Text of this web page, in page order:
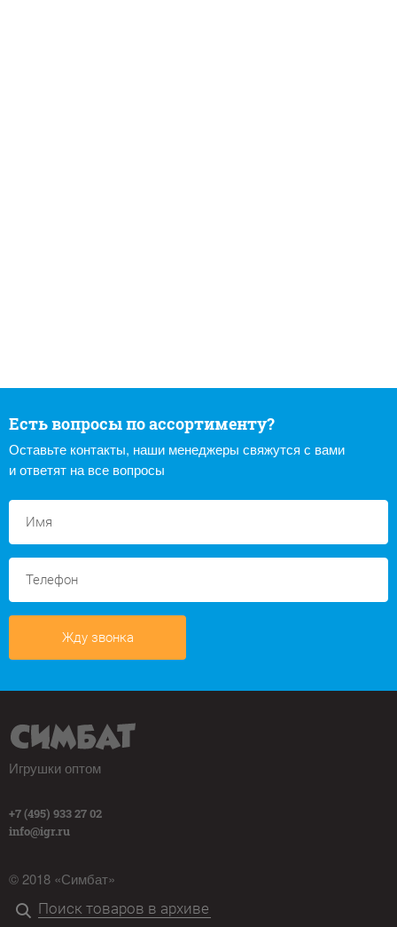
Есть вопросы по ассортименту?
Оставьте контакты, наши менеджеры свяжутся с вами
и ответят на все вопросы
Жду звонка
Игрушки оптом
+7 (495) 933 27 02
info@igr.ru
© 2018 «Симбат»